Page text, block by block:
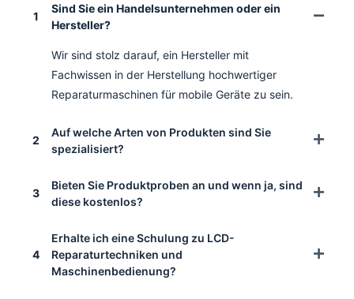
1
Sind Sie ein Handelsunternehmen oder ein
Hersteller?
Wir sind stolz darauf, ein Hersteller mit
Fachwissen in der Herstellung hochwertiger
Reparaturmaschinen für mobile Geräte zu sein.
2
Auf welche Arten von Produkten sind Sie
spezialisiert?
3
Bieten Sie Produktproben an und wenn ja, sind
diese kostenlos?
4
Erhalte ich eine Schulung zu LCD-
Reparaturtechniken und
Maschinenbedienung?